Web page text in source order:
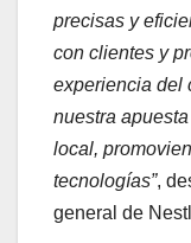
precisas y
con clientes y
experiencia del
nuestra
local,
tecnologías”,
general de